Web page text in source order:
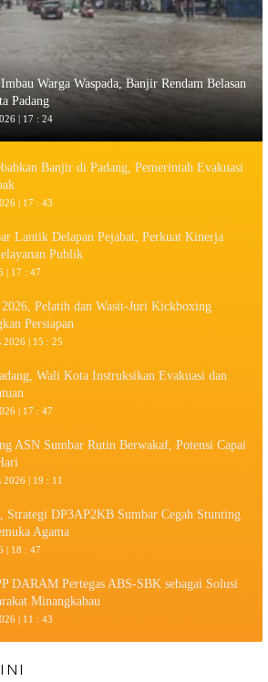
Warga Waspada, Banjir Rendam Belasan
Padang
| 17 : 24
Banjir di Padang, Pemerintah Evakuasi
| 17 : 43
Lantik Delapan Pejabat, Perkuat Kinerja
Publik
| 17 : 47
Pelatih dan Wasit-Juri Kickboxing
Persiapan
2026 | 15 : 25
Wali Kota Instruksikan Evakuasi dan
| 17 : 47
ASN Sumbar Rutin Berwakaf, Potensi Capai
| 19 : 11
Strategi DP3AP2KB Sumbar Cegah Stunting
Agama
| 18 : 47
DARAM Pertegas ABS-SBK sebagai Solusi
Minangkabau
| 11 : 43